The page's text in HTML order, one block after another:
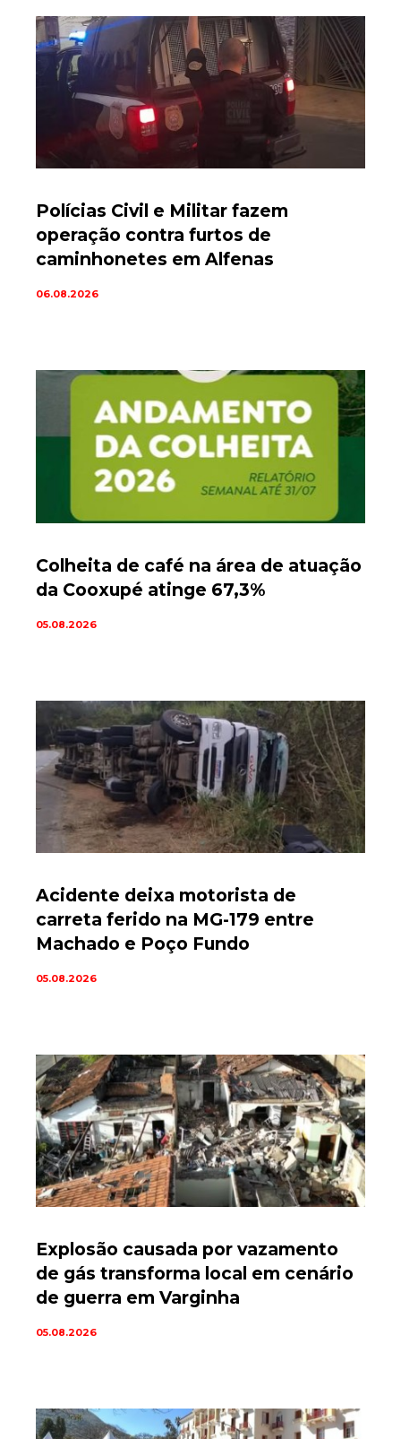
Polícias Civil e Militar fazem
operação contra furtos de
caminhonetes em Alfenas
06.08.2026
Colheita de café na área de atuação
da Cooxupé atinge 67,3%
05.08.2026
Acidente deixa motorista de
carreta ferido na MG-179 entre
Machado e Poço Fundo
05.08.2026
Explosão causada por vazamento
de gás transforma local em cenário
de guerra em Varginha
05.08.2026